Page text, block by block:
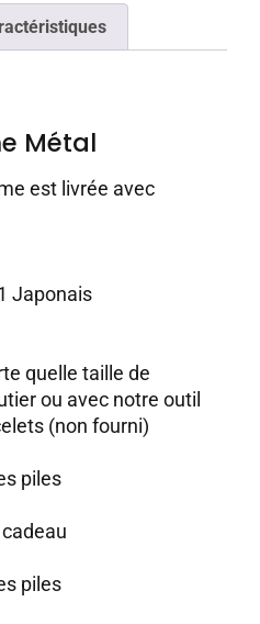
Métal
est livrée avec
Japonais
quelle taille de
ou avec notre outil
(non fourni)
piles
piles